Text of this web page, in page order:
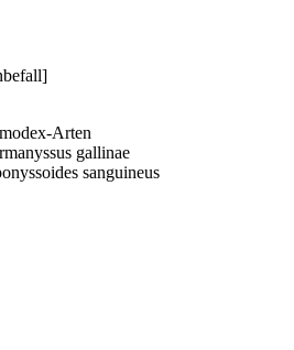
Arten
gallinae
sanguineus